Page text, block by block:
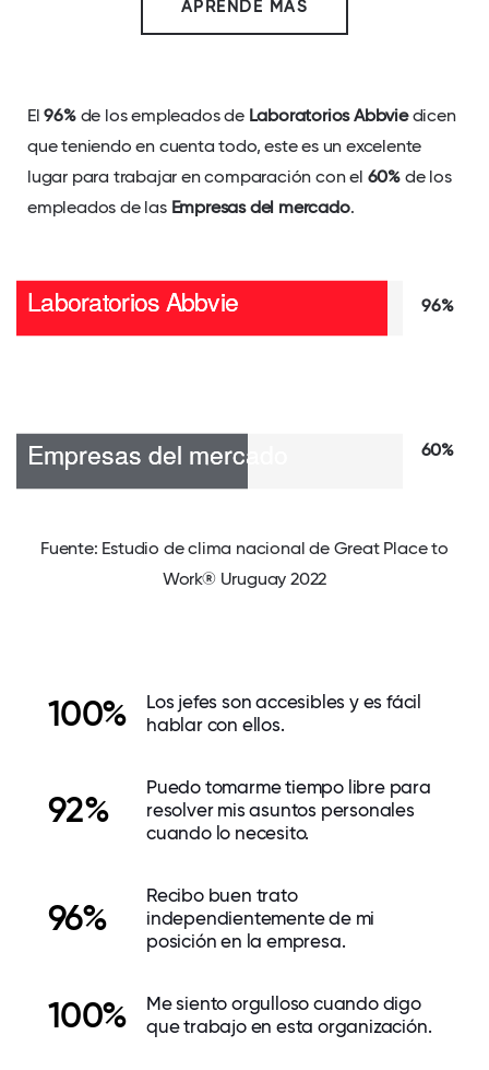
APRENDE MAS
El96%de los empleados de Laboratorios Abbviedicen
que teniendo en cuenta todo, este es un excelente
lugar para trabajar en comparación con el 60% de los
empleados de las Empresas del mercado.
96%
60%
Fuente: Estudio de clima nacional de Great Place to
Work® Uruguay 2022
100%
Los jefes son accesibles y es fácil
hablar con ellos.
92%
Puedo tomarme tiempo libre para
resolver mis asuntos personales
cuando lo necesito.
96%
Recibo buen trato
independientemente de mi
posición en la empresa.
100%
Me siento orgulloso cuando digo
que trabajo en esta organización.